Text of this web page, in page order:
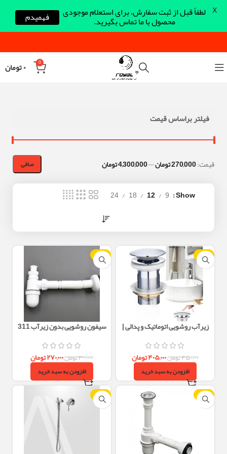
0 ۰تومان
فیلتر براساس قیمت
صافی قيمت:270,000 تومان —4,300,000 تومان
Show
9
12
18
24
-10%
زیرآب روشویی اتوماتیک و پدالی |
نصب آسان و طراحی شیک
۴۵۰,۰۰۰تومان۴۰۵,۰۰۰تومان
افزودن به سبد خرید
-10%
سیفون روشویی بدون زیرآب 311
۳۰۰,۰۰۰تومان۲۷۰,۰۰۰تومان
افزودن به سبد خرید
-10%
-24%
لطفاً قبل از ثبت سفارش، برای استعلام موجودی
محصول با ما تماس بگیرید. فهمیدم X